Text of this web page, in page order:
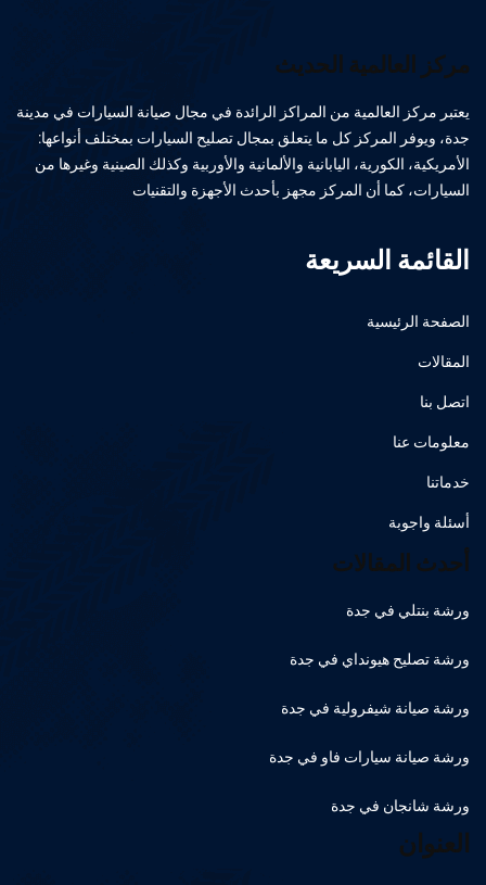
مركز العالمية الحديث
يعتبر مركز العالمية من المراكز الرائدة في مجال صيانة السيارات في مدينة
جدة، ويوفر المركز كل ما يتعلق بمجال تصليح السيارات بمختلف أنواعها:
الأمريكية، الكورية، اليابانية والألمانية والأوربية وكذلك الصينية وغيرها من
السيارات، كما أن المركز مجهز بأحدث الأجهزة والتقنيات
القائمة السريعة
الصفحة الرئيسية
المقالات
اتصل بنا
معلومات عنا
خدماتنا
أسئلة واجوبة
أحدث المقالات
ورشة بنتلي في جدة
ورشة تصليح هيونداي في جدة
ورشة صيانة شيفرولية في جدة
ورشة صيانة سيارات فاو في جدة
ورشة شانجان في جدة
العنوان